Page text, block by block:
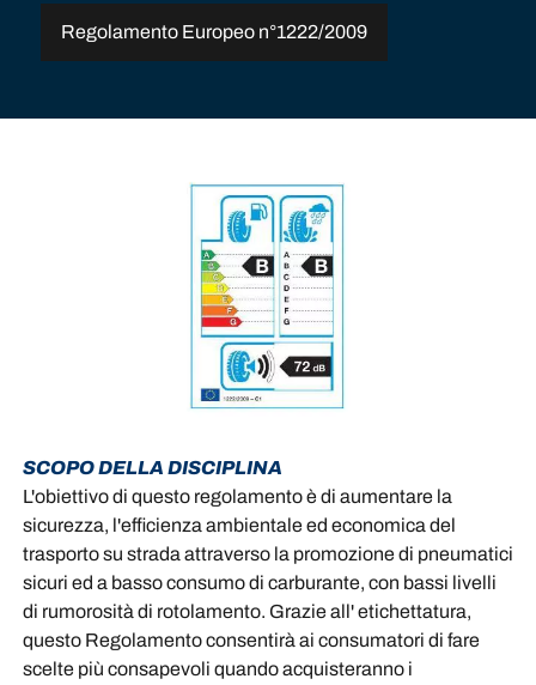
Regolamento Europeo n°1222/2009
SCOPO DELLA DISCIPLINA
L'obiettivo di questo regolamento è di aumentare la
sicurezza, l'efficienza ambientale ed economica del
trasporto su strada attraverso la promozione di pneumatici
sicuri ed a basso consumo di carburante, con bassi livelli
di rumorosità di rotolamento. Grazie all' etichettatura,
questo Regolamento consentirà ai consumatori di fare
scelte più consapevoli quando acquisteranno i